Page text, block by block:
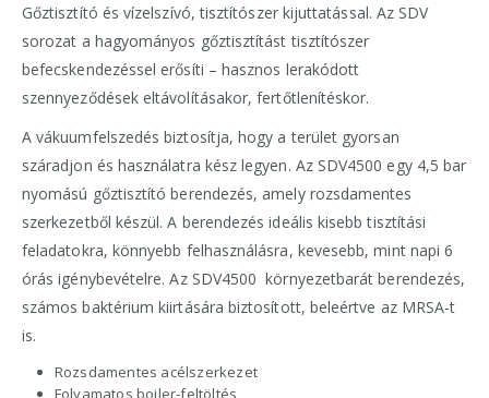
Gőztisztító és vízelszívó, tisztítószer kijuttatással. Az SDV
sorozat a hagyományos gőztisztítást tisztítószer
befecskendezéssel erősíti – hasznos lerakódott
szennyeződések eltávolításakor, fertőtlenítéskor.
A vákuumfelszedés biztosítja, hogy a terület gyorsan
száradjon és használatra kész legyen. Az SDV4500 egy 4,5 bar
nyomású gőztisztító berendezés, amely rozsdamentes
szerkezetből készül. A berendezés ideális kisebb tisztítási
feladatokra, könnyebb felhasználásra, kevesebb, mint napi 6
órás igénybevételre. Az SDV4500 környezetbarát berendezés,
számos baktérium kiirtására biztosított, beleértve az MRSA-t
is.
Rozsdamentes acélszerkezet
Folyamatos bojler-feltöltés